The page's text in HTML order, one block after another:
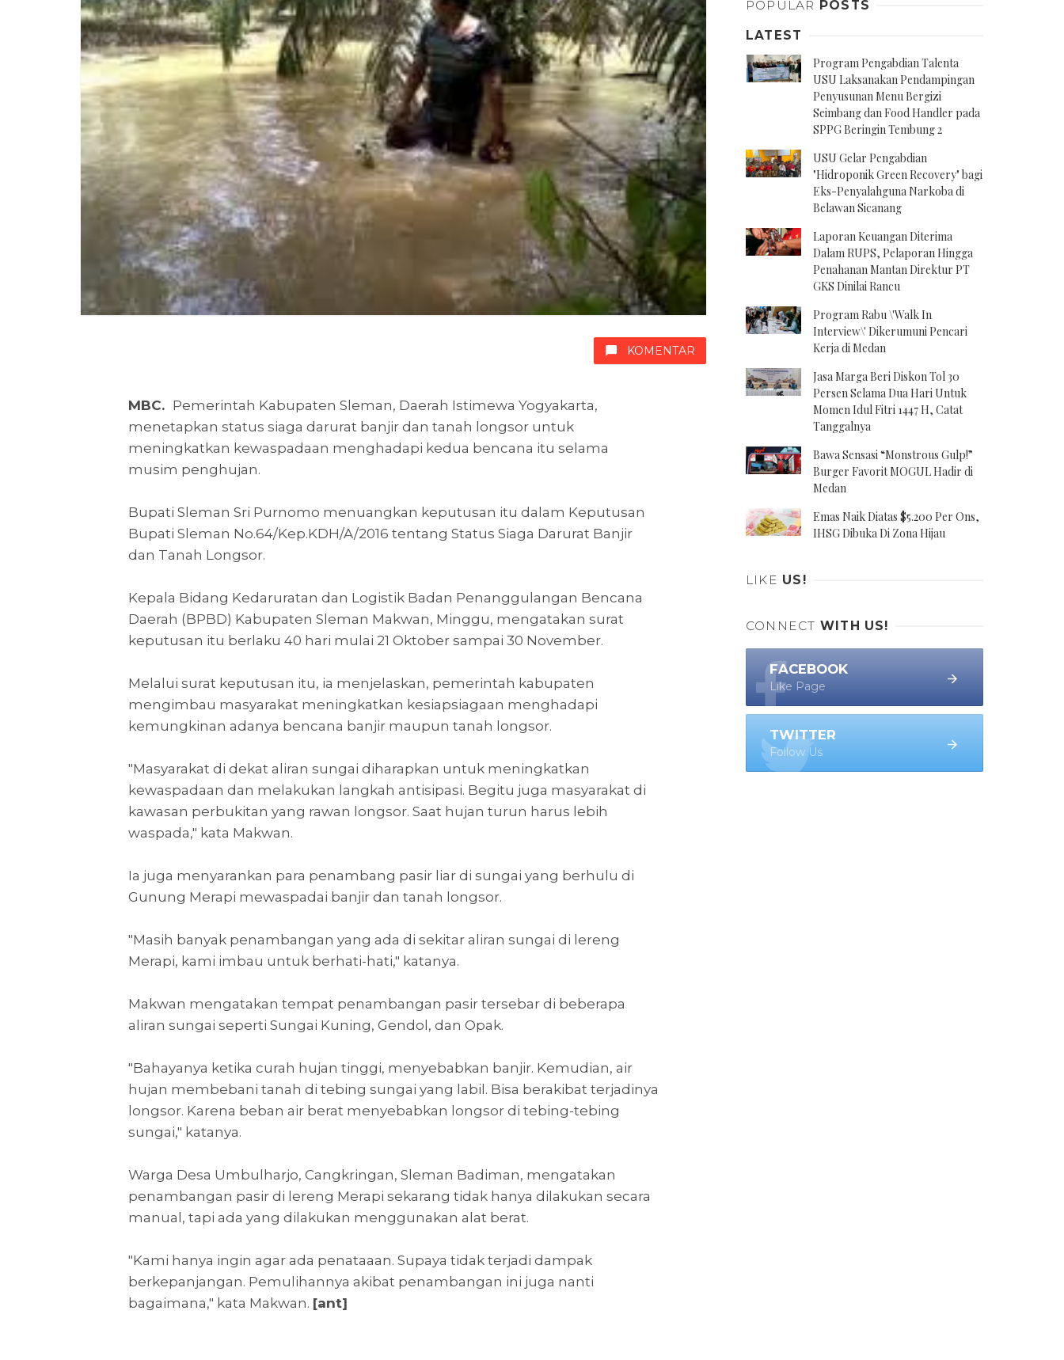
KOMENTAR
MBC. Pemerintah Kabupaten Sleman, Daerah Istimewa Yogyakarta,
menetapkan status siaga darurat banjir dan tanah longsor untuk
meningkatkan kewaspadaan menghadapi kedua bencana itu selama
musim penghujan.
Bupati Sleman Sri Purnomo menuangkan keputusan itu dalam Keputusan
Bupati Sleman No.64/Kep.KDH/A/2016 tentang Status Siaga Darurat Banjir
dan Tanah Longsor.
Kepala Bidang Kedaruratan dan Logistik Badan Penanggulangan Bencana
Daerah (BPBD) Kabupaten Sleman Makwan, Minggu, mengatakan surat
keputusan itu berlaku 40 hari mulai 21 Oktober sampai 30 November.
Melalui surat keputusan itu, ia menjelaskan, pemerintah kabupaten
mengimbau masyarakat meningkatkan kesiapsiagaan menghadapi
kemungkinan adanya bencana banjir maupun tanah longsor.
"Masyarakat di dekat aliran sungai diharapkan untuk meningkatkan
kewaspadaan dan melakukan langkah antisipasi. Begitu juga masyarakat di
kawasan perbukitan yang rawan longsor. Saat hujan turun harus lebih
waspada," kata Makwan.
Ia juga menyarankan para penambang pasir liar di sungai yang berhulu di
Gunung Merapi mewaspadai banjir dan tanah longsor.
"Masih banyak penambangan yang ada di sekitar aliran sungai di lereng
Merapi, kami imbau untuk berhati-hati," katanya.
Makwan mengatakan tempat penambangan pasir tersebar di beberapa
aliran sungai seperti Sungai Kuning, Gendol, dan Opak.
"Bahayanya ketika curah hujan tinggi, menyebabkan banjir. Kemudian, air
hujan membebani tanah di tebing sungai yang labil. Bisa berakibat terjadinya
longsor. Karena beban air berat menyebabkan longsor di tebing-tebing
sungai," katanya.
Warga Desa Umbulharjo, Cangkringan, Sleman Badiman, mengatakan
penambangan pasir di lereng Merapi sekarang tidak hanya dilakukan secara
manual, tapi ada yang dilakukan menggunakan alat berat.
"Kami hanya ingin agar ada penataaan. Supaya tidak terjadi dampak
berkepanjangan. Pemulihannya akibat penambangan ini juga nanti
bagaimana," kata Makwan. [ant]
POPULAR POSTS
LATEST
Program Pengabdian Talenta
USU Laksanakan Pendampingan
Penyusunan Menu Bergizi
Seimbang dan Food Handler pada
SPPG Beringin Tembung 2
USU Gelar Pengabdian
"Hidroponik Green Recovery" bagi
Eks-Penyalahguna Narkoba di
Belawan Sicanang
Laporan Keuangan Diterima
Dalam RUPS, Pelaporan Hingga
Penahanan Mantan Direktur PT
GKS Dinilai Rancu
Program Rabu \'Walk In
Interview\' Dikerumuni Pencari
Kerja di Medan
Jasa Marga Beri Diskon Tol 30
Persen Selama Dua Hari Untuk
Momen Idul Fitri 1447 H, Catat
Tanggalnya
Bawa Sensasi “Monstrous Gulp!”
Burger Favorit MOGUL Hadir di
Medan
Emas Naik Diatas $5.200 Per Ons,
IHSG Dibuka Di Zona Hijau
LIKE US!
CONNECT WITH US!
FACEBOOK
Like Page
TWITTER
Follow Us